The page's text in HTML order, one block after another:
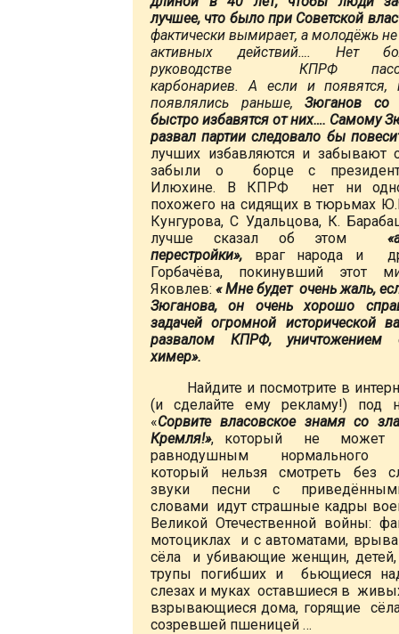
лучшее, что было при Советской
фактически вымирает, а молодёжь
активных действий…. Нет
руководстве КПРФ
карбонариев. А если и
появлялись раньше, Зюганов со
быстро избавятся от них…. Самому
развал партии следовало бы
лучших избавляются и забывают
забыли о борце с
Илюхине. В КПРФ нет ни
похожего на сидящих в тюрьмах
Кунгурова, С Удальцова, К.
лучше сказал об этом
перестройки», враг народа и
Горбачёва, покинувший
Яковлев: «Мне будет очень жаль,
Зюганова, он очень хорошо
задачей огромной исторической
развалом КПРФ, уничтожением
химер».
Найдите и посмотрите в
(и сделайте ему рекламу!) под
«Сорвите власовское знамя со
Кремля!», который не может
равнодушным нормального
который нельзя смотреть без
звуки песни с
словами идут страшные кадры
Великой Отечественной войны:
мотоциклах и с автоматами,
сёла и убивающие женщин, детей,
трупы погибших и бьющиеся
слезах и муках оставшиеся в
взрывающиеся дома, горящие
созревшей пшеницей …